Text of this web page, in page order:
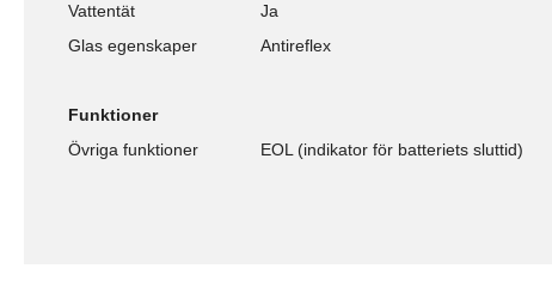
Vattentät
Ja
Glas egenskaper
Antireflex
Funktioner
Övriga funktioner
EOL (indikator för batteriets sluttid)